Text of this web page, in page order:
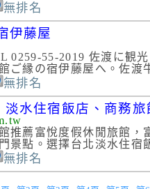
無排名
伊藤屋
0259-55-2019 佐渡に観
ご縁の宿伊藤屋へ。佐
無排名
淡水住宿飯店、商務旅
推薦富悅度假休閒旅館
景點。選擇台北淡水住
無排名